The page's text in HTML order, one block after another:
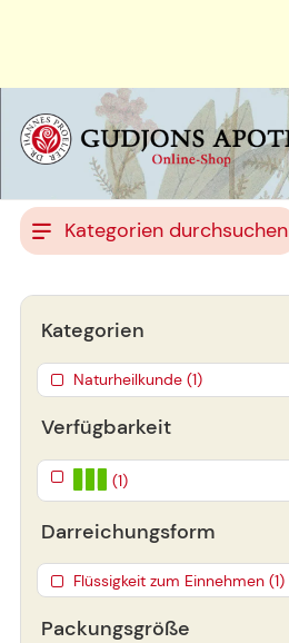
Kategorien durchsuchen
Verfügbarkeit
(1)
Darreichungsform
Flüssigkeit zum Einnehmen (1)
Packungsgröße
Kategorien
Naturheilkunde (1)